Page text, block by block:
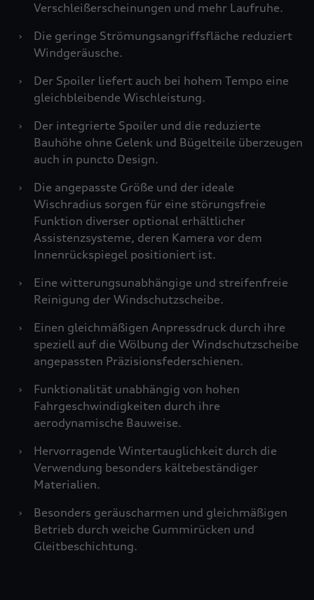
Verschleißerscheinungen und mehr Laufruhe.
›
Die geringe Strömungsangriffsfläche reduziert
Windgeräusche.
›
Der Spoiler liefert auch bei hohem Tempo eine
gleichbleibende Wischleistung.
›
Der integrierte Spoiler und die reduzierte
Bauhöhe ohne Gelenk und Bügelteile überzeugen
auch in puncto Design.
›
Die angepasste Größe und der ideale
Wischradius sorgen für eine störungsfreie
Funktion diverser optional erhältlicher
Assistenzsysteme, deren Kamera vor dem
Innenrückspiegel positioniert ist.
›
Eine witterungsunabhängige und streifenfreie
Reinigung der Windschutzscheibe.
›
Einen gleichmäßigen Anpressdruck durch ihre
speziell auf die Wölbung der Windschutzscheibe
angepassten Präzisionsfederschienen.
›
Funktionalität unabhängig von hohen
Fahrgeschwindigkeiten durch ihre
aerodynamische Bauweise.
›
Hervorragende Wintertauglichkeit durch die
Verwendung besonders kältebeständiger
Materialien.
›
Besonders geräuscharmen und gleichmäßigen
Betrieb durch weiche Gummirücken und
Gleitbeschichtung.